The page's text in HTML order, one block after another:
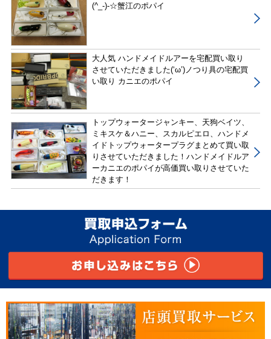
(^_-)-☆蟹江のポパイ
大人気 ハンドメイドルアーを宅配買い取り
させていただきました(‘ω’)ノつり具の宅配買
い取り カニエのポパイ
トップウォータージャンキー、天狗ベイツ、
ミキスケ＆ハニー、スカルピエロ、ハンドメ
イドトップウォータープラグまとめて買い取
りさせていただきました！ハンドメイドルア
ーカニエのポパイが高価買い取りさせていた
だきます！